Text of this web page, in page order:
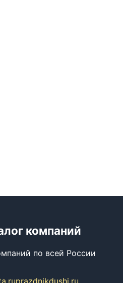
компаний
по всей России
prazdnikdushi.ru